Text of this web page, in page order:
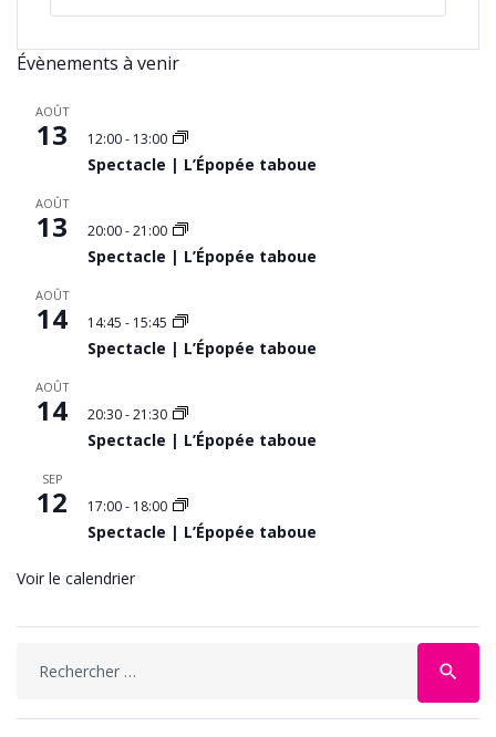
Évènements à venir
AOÛT
13 12:00- 13:00
Spectacle | L’Épopée taboue
AOÛT
13 20:00-21:00
Spectacle | L’Épopée taboue
AOÛT
14 14:45 - 15:45
Spectacle | L’Épopée taboue
AOÛT
14 20:30-21:30
Spectacle | L’Épopée taboue
SEP
12 17:00- 18:00
Spectacle | L’Épopée taboue
Voir le calendrier
search